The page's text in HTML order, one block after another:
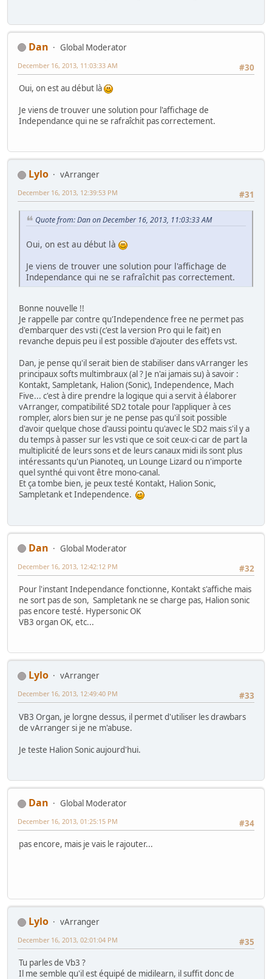
Dan
Global Moderator
#30
December 16, 2013, 11:03:33 AM
Oui, on est au début là
Je viens de trouver une solution pour l'affichage de
Independance qui ne se rafraîchit pas correctement.
Lylo
vArranger
#31
December 16, 2013, 12:39:53 PM
Quote from: Dan on December 16, 2013, 11:03:33 AM
Oui, on est au début là
Je viens de trouver une solution pour l'affichage de
Independance qui ne se rafraîchit pas correctement.
Bonne nouvelle !!
Je rappelle par contre qu'Independence free ne permet pas
d'embarquer des vsti (c'est la version Pro qui le fait) en
revanche depuis peu il est possible d'ajouter des effets vst.
Dan, je pense qu'il serait bien de stabiliser dans vArranger les
principaux softs multimbraux (al ? Je n'ai jamais su) à savoir :
Kontakt, Sampletank, Halion (Sonic), Independence, Mach
Five... c'est à dire prendre la logique qui a servit à élaborer
vArranger, compatibilité SD2 totale pour l'appliquer à ces
rompler, alors bien sur je ne pense pas qu'il soit possible
d'avoir quelque chose d'aussi pointu qu'avec le SD2 mais s'il y a
du temps à passer sur les vsti que ce soit ceux-ci car de part la
multiplicité de leurs sons et de leurs canaux midi ils sont plus
intéressants qu'un Pianoteq, un Lounge Lizard ou n'importe
quel synthé qui vont être mono-canal.
Et ça tombe bien, je peux testé Kontakt, Halion Sonic,
Sampletank et Independence.
Dan
Global Moderator
#32
December 16, 2013, 12:42:12 PM
Pour l'instant Independance fonctionne, Kontakt s'affiche mais
ne sort pas de son, Sampletank ne se charge pas, Halion sonic
pas encore testé. Hypersonic OK
VB3 organ OK, etc...
Lylo
vArranger
#33
December 16, 2013, 12:49:40 PM
VB3 Organ, je lorgne dessus, il permet d'utiliser les drawbars
de vArranger si je ne m'abuse.
Je teste Halion Sonic aujourd'hui.
Dan
Global Moderator
#34
December 16, 2013, 01:25:15 PM
pas encore, mais je vais le rajouter...
Lylo
vArranger
#35
December 16, 2013, 02:01:04 PM
Tu parles de Vb3 ?
Il me semble qu'il est équipé de midilearn, il suffit donc de